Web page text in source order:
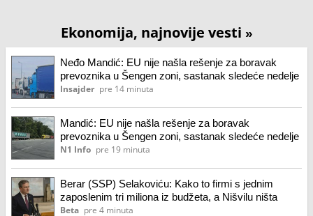
Ekonomija, najnovije vesti »
Neđo Mandić: EU nije našla rešenje za boravak
prevoznika u Šengen zoni, sastanak sledeće nedelje
Insajder pre 14 minuta
Mandić: EU nije našla rešenje za boravak
prevoznika u Šengen zoni, sastanak sledeće nedelje
N1 Info pre 19 minuta
Berar (SSP) Selakoviću: Kako to firmi s jednim
zaposlenim tri miliona iz budžeta, a Nišvilu ništa
Beta pre 4 minuta